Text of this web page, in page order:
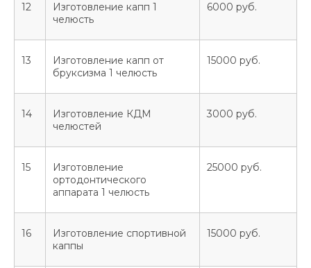
12
Изготовление капп 1
челюсть
6000 руб.
13
Изготовление капп от
бруксизма 1 челюсть
15000 руб.
14
Изготовление КДМ
челюстей
3000 руб.
15
Изготовление
ортодонтического
аппарата 1 челюсть
25000 руб.
16
Изготовление спортивной
каппы
15000 руб.
УСЛУГИ СТОМАТОЛОГИИ
Вылечить зуб
Консультация
Цены
Протезирование зубов
Поставить коронку
Карта сайта
Хирургия
Эстетическая